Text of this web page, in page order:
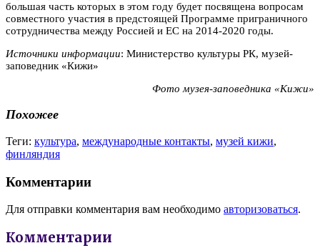
большая часть которых в этом году будет посвящена вопросам
совместного участия в предстоящей Программе приграничного
сотрудничества между Россией и ЕС на 2014-2020 годы.
Источники информации: Министерство культуры РК, музей-
заповедник «Кижи»
Фото музея-заповедника «Кижи»
Похожее
Теги: культура, международные контакты, музей кижи,
финляндия
Комментарии
Для отправки комментария вам необходимо авторизоваться.
Комментарии